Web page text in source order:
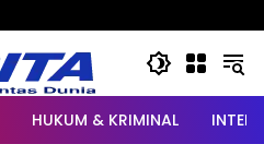
HUKUM & KRIMINAL